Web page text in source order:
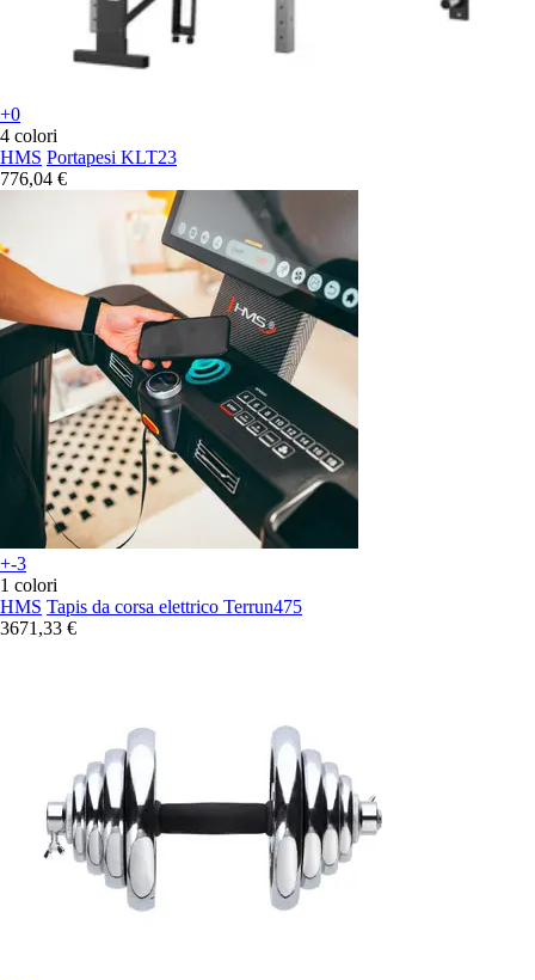
+0
4 colori
HMS Portapesi KLT23
776,04 €
+-3
1 colori
HMS Tapis da corsa elettrico Terrun475
3671,33 €